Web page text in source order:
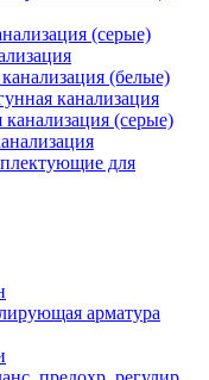
(серые)
(белые)
канализация
(серые)
для
арматура